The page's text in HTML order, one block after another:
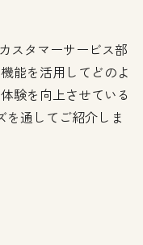
スタマーサービス部
能を活用してどのよ
験を向上させている
を通してご紹介しま